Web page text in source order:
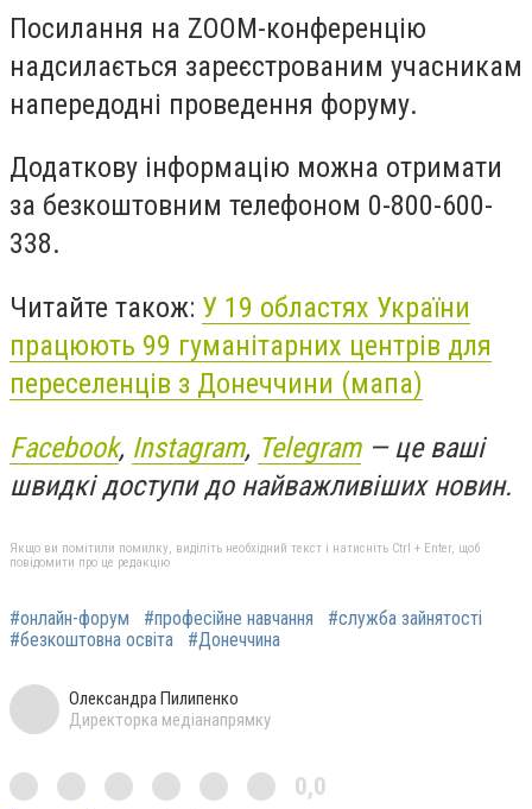
Посилання на ZOOM-конференцію
надсилається зареєстрованим учасникам
напередодні проведення форуму.
Додаткову інформацію можна отримати
за безкоштовним телефоном 0-800-600-
338.
Читайте також: У 19 областях України
працюють 99 гуманітарних центрів для
переселенців з Донеччини (мапа)
Facebook, Instagram, Telegram— це ваші
швидкі доступи до найважливіших новин.
Якщо ви помітили помилку, виділіть необхідний текст і натисніть Ctrl + Enter, щоб
повідомити про це редакцію
#онлайн-форум #професійне навчання
#служба зайнятості
#безкоштовна освіта
#Донеччина
Олександра Пилипенко
Директорка медіанапрямку
0,0